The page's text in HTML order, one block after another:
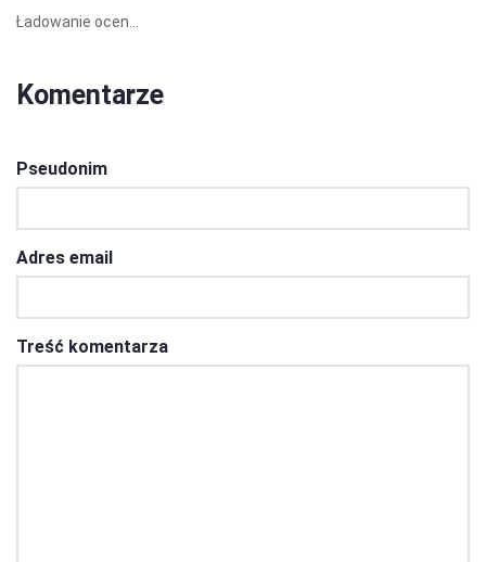
Ładowanie ocen...
Komentarze
Pseudonim
Adres email
Treść komentarza